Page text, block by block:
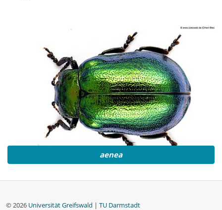
aenea
© 2026 Universität Greifswald | TU Darmstadt